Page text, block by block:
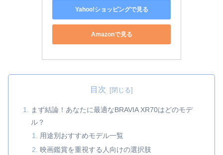
Yahoo!ショッピングで見る
Amazonで見る
目次
まず結論！あなたに最適なBRAVIA XR70はどのモデ
ル？
用途別おすすめモデル一覧
映画鑑賞を重視する人向けの選択肢